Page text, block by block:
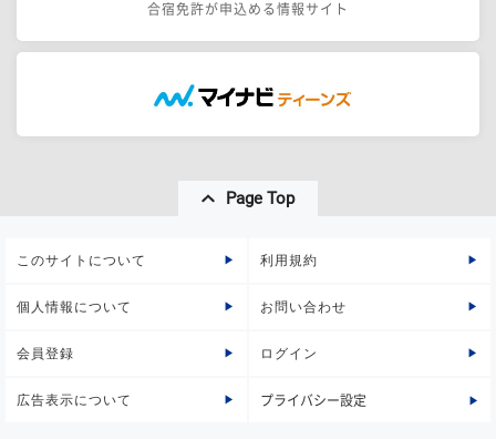
合宿免許が申込める情報サイト
Page Top
このサイトについて 利用規約
個人情報について お問い合わせ
会員登録 ログイン
広告表示について プライバシー設定